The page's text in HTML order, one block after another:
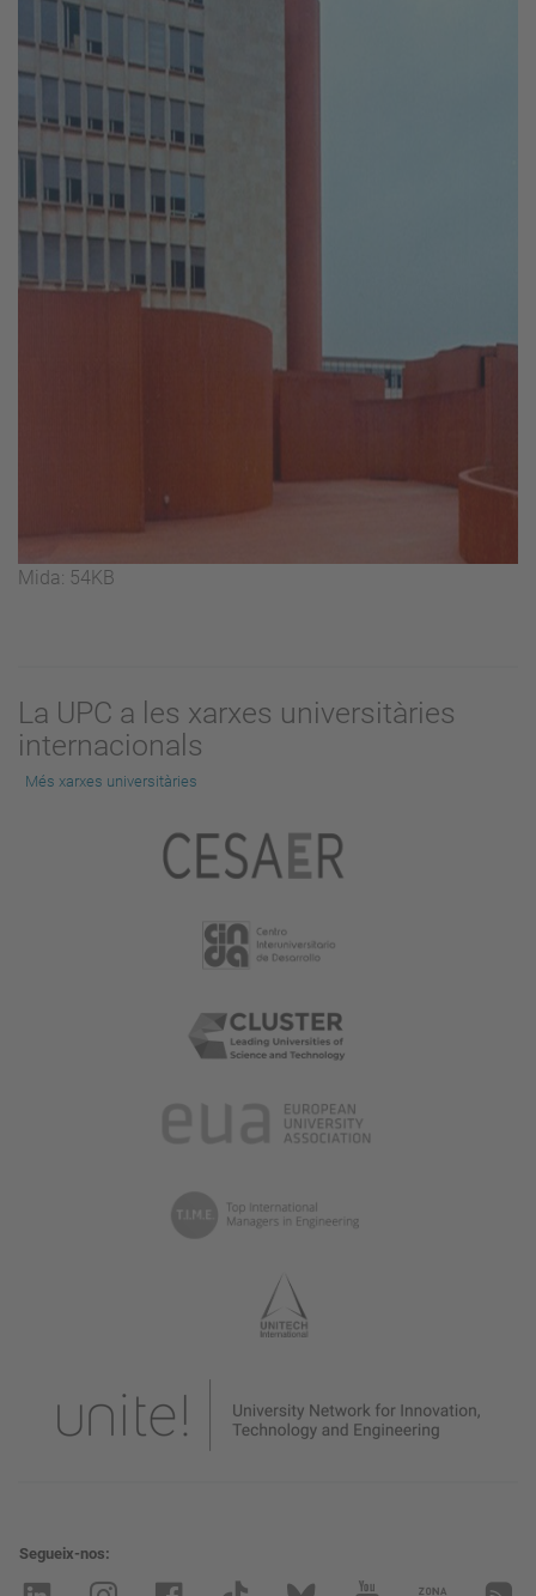
Feu
imatge
Mida: 54KB
La UPC a les xarxes universitàries
internacionals
Més xarxes universitàries
Segueix-nos